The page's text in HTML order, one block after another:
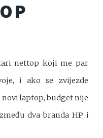
nettop koji me par
i ako se zvijezde
novi laptop, budget nije
dva branda HP i